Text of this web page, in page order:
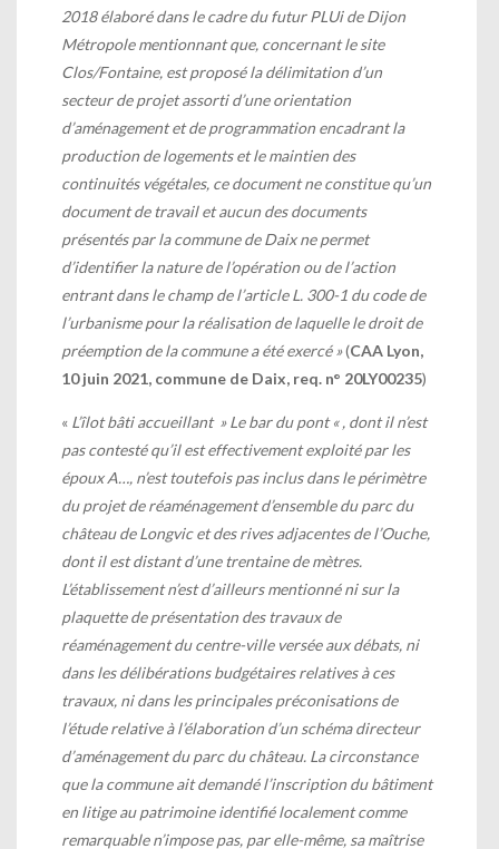
2018 élaboré dans le cadre du futur PLUi de Dijon
Métropole mentionnant que, concernant le site
Clos/Fontaine, est proposé la délimitation d’un
secteur de projet assorti d’une orientation
d’aménagement et de programmation encadrant la
production de logements et le maintien des
continuités végétales, ce document ne constitue qu’un
document de travail et aucun des documents
présentés par la commune de Daix ne permet
d’identifier la nature de l’opération ou de l’action
entrant dans le champ de l’article L. 300-1 du code de
l’urbanisme pour la réalisation de laquelle le droit de
préemption de la commune a été exercé»(CAA Lyon,
10 juin 2021, commune de Daix, req. n° 20LY00235)
« L’îlot bâti accueillant » Le bar du pont « , dont il n’est
pas contesté qu’il est effectivement exploité par les
époux A…, n’est toutefois pas inclus dans le périmètre
du projet de réaménagement d’ensemble du parc du
château de Longvic et des rives adjacentes de l’Ouche,
dont il est distant d’une trentaine de mètres.
L’établissement n’est d’ailleurs mentionné ni sur la
plaquette de présentation des travaux de
réaménagement du centre-ville versée aux débats, ni
dans les délibérations budgétaires relatives à ces
travaux, ni dans les principales préconisations de
l’étude relative à l’élaboration d’un schéma directeur
d’aménagement du parc du château. La circonstance
que la commune ait demandé l’inscription du bâtiment
en litige au patrimoine identifié localement comme
remarquable n’impose pas, par elle-même, sa maîtrise